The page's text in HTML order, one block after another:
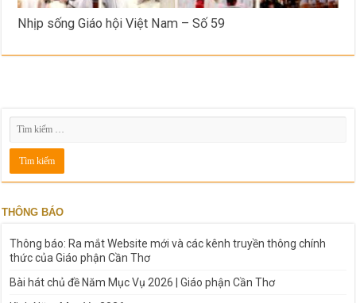
Nhịp sống Giáo hội Việt Nam – Số 59
THÔNG BÁO
Thông báo: Ra mắt Website mới và các kênh truyền thông chính
thức của Giáo phận Cần Thơ
Bài hát chủ đề Năm Mục Vụ 2026 | Giáo phận Cần Thơ